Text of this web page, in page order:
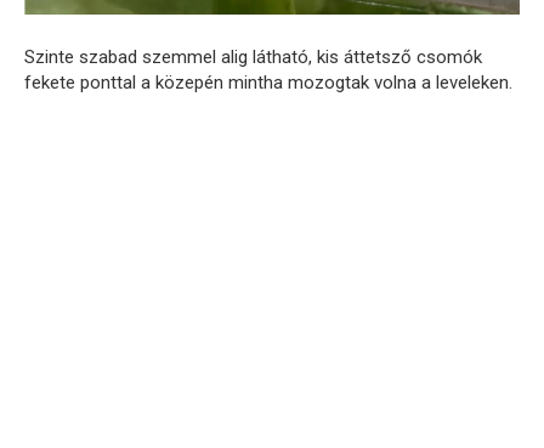
Szinte szabad szemmel alig látható, kis áttetsző csomók
fekete ponttal a közepén mintha mozogtak volna a leveleken.